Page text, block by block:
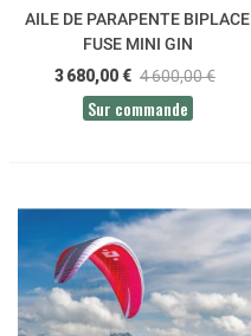
AILE DE PARAPENTE BIPLACE
FUSE MINI GIN
3 680,00 € 4 600,00 €
Sur commande